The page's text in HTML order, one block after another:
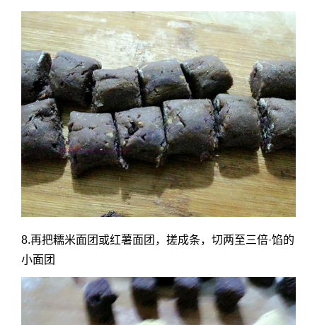
8.再把糯米面团或红薯面团，搓成条，切两至三倍·馅的
小面团